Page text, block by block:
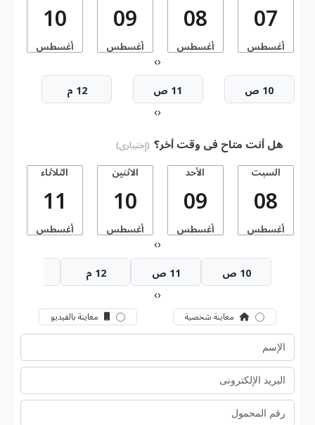
07
أغسطس
08
أغسطس
09
أغسطس
10
أغسطس
‹
›
10 ص 11 ص 12 م
‹
›
هل أنت متاح فى وقت أخر؟ (إختيارى)
السبت
08
أغسطس
الأحد
09
أغسطس
الاثنين
10
أغسطس
الثلاثاء
11
أغسطس
‹
›
10 ص 11 ص 12 م
‹
›
معاينة شخصية معاينة بالفيديو